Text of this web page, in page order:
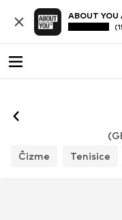
ABOUT YOU
Čizme
Tenisice